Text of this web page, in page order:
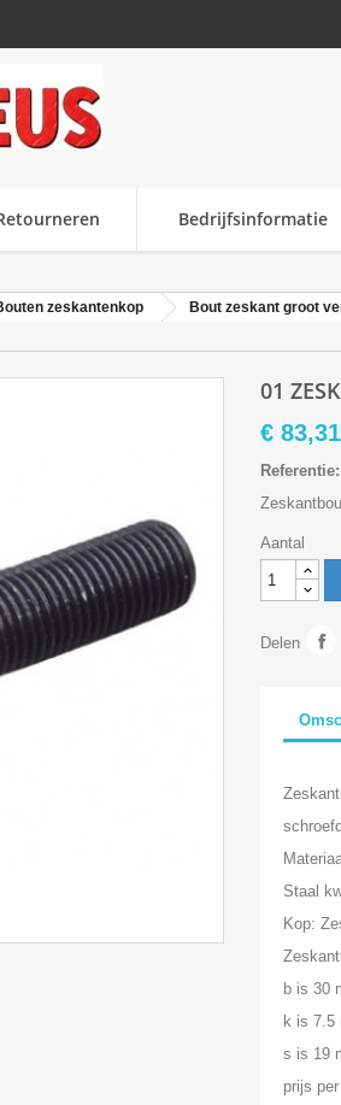
Bedrijfsinformatie
zeskantenkop Bout zeskant groot
01
€ 83,31
Referentie:
Aantal
Delen
Staal
Kop:
b is 30
k is 7.5
s is 19
prijs